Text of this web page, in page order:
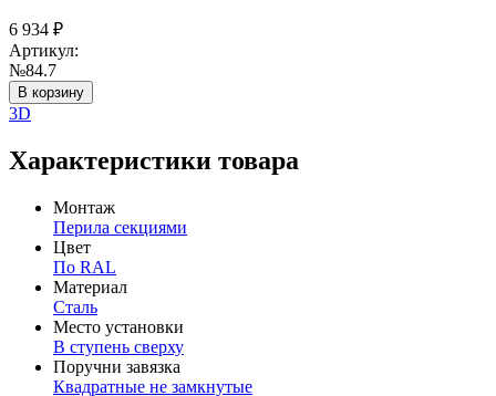
6 934 ₽
Артикул:
№84.7
В корзину
3D
Характеристики товара
Монтаж
Перила секциями
Цвет
По RAL
Материал
Сталь
Место установки
В ступень сверху
Поручни завязка
Квадратные не замкнутые